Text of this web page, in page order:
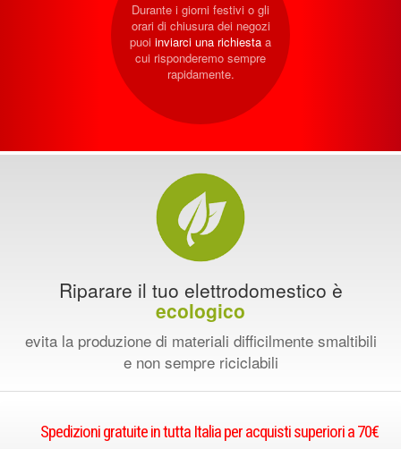
Durante i giorni festivi o gli
orari di chiusura dei negozi
puoi inviarci una richiesta a
cui risponderemo sempre
rapidamente.
Riparare il tuo elettrodomestico è
ecologico
evita la produzione di materiali difficilmente smaltibili
e non sempre riciclabili
Spedizioni gratuite in tutta Italia per acquisti superiori a 70€